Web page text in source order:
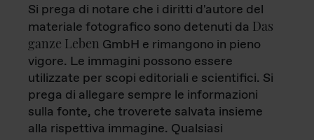
Si prega di notare che i diritti d'autore del
materiale fotografico sono detenuti da Das
ganze Leben GmbH e rimangono in pieno
vigore. Le immagini possono essere
utilizzate per scopi editoriali e scientifici. Si
prega di allegare sempre le informazioni
sulla fonte, che troverete salvata insieme
alla rispettiva immagine. Qualsiasi